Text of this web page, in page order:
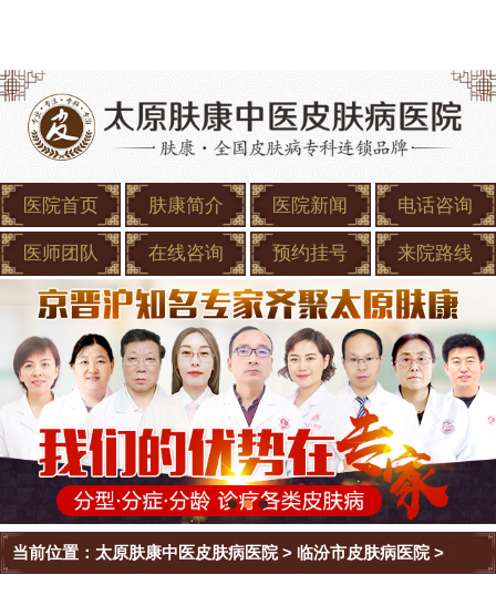
医院首页 肤康简介 医院新闻 电话咨询
医师团队 在线咨询 预约挂号 来院路线
当前位置： 太原肤康中医皮肤病医院>临汾市皮肤病医院>